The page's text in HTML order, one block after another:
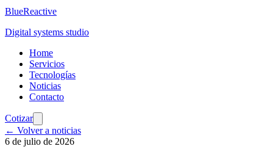
BlueReactive
Digital systems studio
Home
Servicios
Tecnologías
Noticias
Contacto
Cotizar
← Volver a noticias
6 de julio de 2026